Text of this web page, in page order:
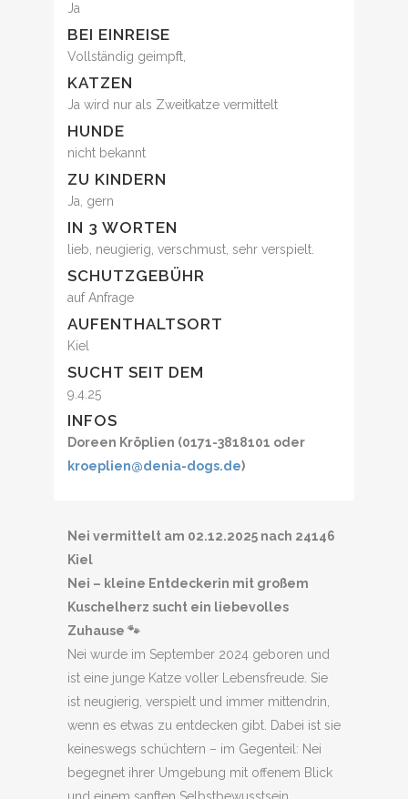
Ja
BEI EINREISE
Vollständig geimpft,
KATZEN
Ja wird nur als Zweitkatze vermittelt
HUNDE
nicht bekannt
ZU KINDERN
Ja, gern
IN 3 WORTEN
lieb, neugierig, verschmust, sehr verspielt.
SCHUTZGEBÜHR
auf Anfrage
AUFENTHALTSORT
Kiel
SUCHT SEIT DEM
9.4.25
INFOS
Doreen Kröplien (0171-3818101 oder
kroeplien@denia-dogs.de)
Nei vermittelt am 02.12.2025 nach 24146
Kiel
Nei – kleine Entdeckerin mit großem
Kuschelherz sucht ein liebevolles
Zuhause 🐾
Nei wurde im September 2024 geboren und
ist eine junge Katze voller Lebensfreude. Sie
ist neugierig, verspielt und immer mittendrin,
wenn es etwas zu entdecken gibt. Dabei ist sie
keineswegs schüchtern – im Gegenteil: Nei
begegnet ihrer Umgebung mit offenem Blick